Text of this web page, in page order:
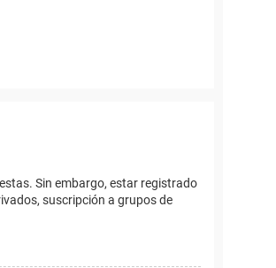
Sin embargo, estar registrado
suscripción a grupos de